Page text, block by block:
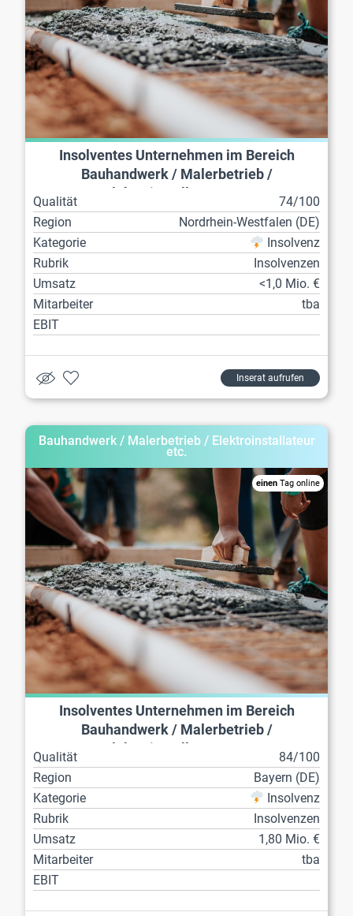
Insolventes Unternehmen im Bereich
Bauhandwerk / Malerbetrieb /
Qualität
74/100
Region
Nordrhein-Westfalen (DE)
Kategorie
Insolvenz
Rubrik
Insolvenzen
Umsatz
<1,0 Mio. €
Mitarbeiter
tba
EBIT
Inserat aufrufen
Bauhandwerk / Malerbetrieb / Elektroinstallateur
etc.
einen Tag online
Insolventes Unternehmen im Bereich
Bauhandwerk / Malerbetrieb /
Elektroinstallateur etc.
Qualität
84/100
Region
Bayern (DE)
Kategorie
Insolvenz
Rubrik
Insolvenzen
Umsatz
1,80 Mio. €
Mitarbeiter
tba
EBIT